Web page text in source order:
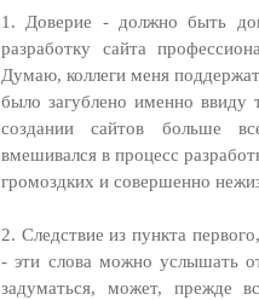
1. Доверие - должно быть
разработку сайта
Думаю, коллеги меня
было загублено именно ввиду
создании сайтов больше
вмешивался в процесс
громоздких и совершенно
2. Следствие из пункта
- эти слова можно услышать
задуматься, может, прежде